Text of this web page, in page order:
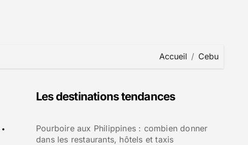
Accueil Cebu
Les destinations tendances
Pourboire aux Philippines : combien donner
dans les restaurants, hôtels et taxis